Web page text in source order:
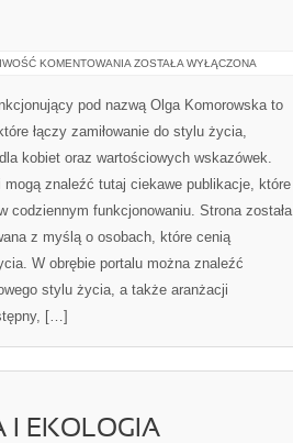
KOMENTOWANIA HISTORIE
ZOSTAŁA WYŁĄCZONA
pod nazwą Olga Komorowska to
łączy zamiłowanie do stylu życia,
kobiet oraz wartościowych wskazówek.
mogą znaleźć tutaj ciekawe publikacje, które
codziennym funkcjonowaniu. Strona została
z myślą o osobach, które cenią
W obrębie portalu można znaleźć
stylu życia, a także aranżacji
[…]
I EKOLOGIA